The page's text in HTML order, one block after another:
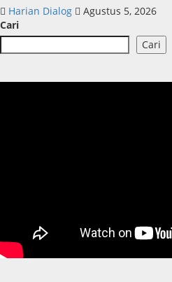
Harian Dialog
Agustus 5, 2026
Cari
Cari